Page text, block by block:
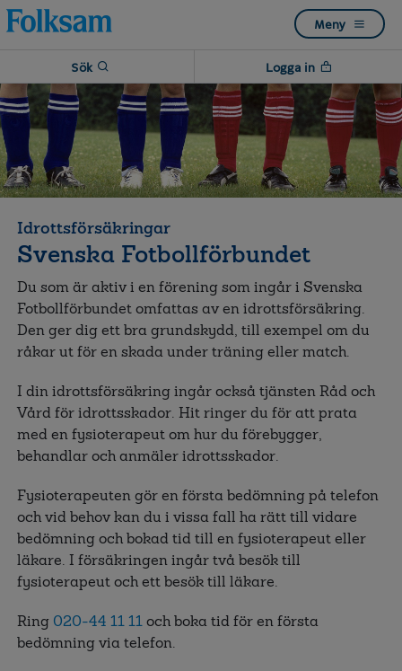
Till
navigation
Till
innehåll
Meny
Sök Logga in
Idrottsförsäkringar
Svenska Fotbollförbundet
Du som är aktiv i en förening som ingår i Svenska
Fotbollförbundet omfattas av en idrottsförsäkring.
Den ger dig ett bra grundskydd, till exempel om du
råkar ut för en skada under träning eller match.
I din idrottsförsäkring ingår också tjänsten Råd och
Vård för idrottsskador. Hit ringer du för att prata
med en fysioterapeut om hur du förebygger,
behandlar och anmäler idrottsskador.
Fysioterapeuten gör en första bedömning på telefon
och vid behov kan du i vissa fall ha rätt till vidare
bedömning och bokad tid till en fysioterapeut eller
läkare. I försäkringen ingår två besök till
fysioterapeut och ett besök till läkare.
Ring 020-44 11 11och boka tid för en första
bedömning via telefon.